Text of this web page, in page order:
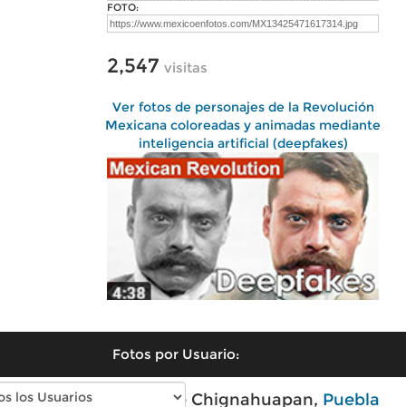
FOTO:
2,547 visitas
Ver fotos de personajes de la Revolución
Mexicana coloreadas y animadas mediante
inteligencia artificial (deepfakes)
Fotos por Usuario:
Fotos modernas de Chignahuapan, Puebla